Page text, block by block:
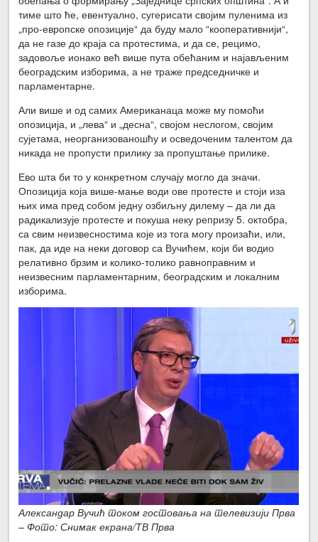
тиме што ће, евентуално, сугерисати својим пуленима из
„про-европске опозиције“ да буду мало “кооперативнији“,
да не газе до краја са протестима, и да се, рецимо,
задовоље ионако већ више пута обећаним и најављеним
београдским изборима, а не траже председничке и
парламентарне.
Али више и од самих Американаца може му помоћи
опозиција, и „лева“ и „десна“, својом неслогом, својим
сујетама, неорганизованошћу и осведоченим талентом да
никада не пропусти прилику за пропуштање прилике.
Ево шта би то у конкретном случају могло да значи.
Опозиција која више-мање води ове протесте и стоји иза
њих има пред собом једну озбиљну дилему – да ли да
радикализује протесте и покуша неку репризу 5. октобра,
са свим неизвесностима које из тога могу произаћи, или,
пак, да иде на неки договор са Вучићем, који би водио
релативно брзим и колико-толико равноправним и
неизвесним парламентарним, београдским и локалним
изборима.
Александар Вучић током гостовања на телевизији Прва
– Фото: Снимак екрана/ТВ Прва